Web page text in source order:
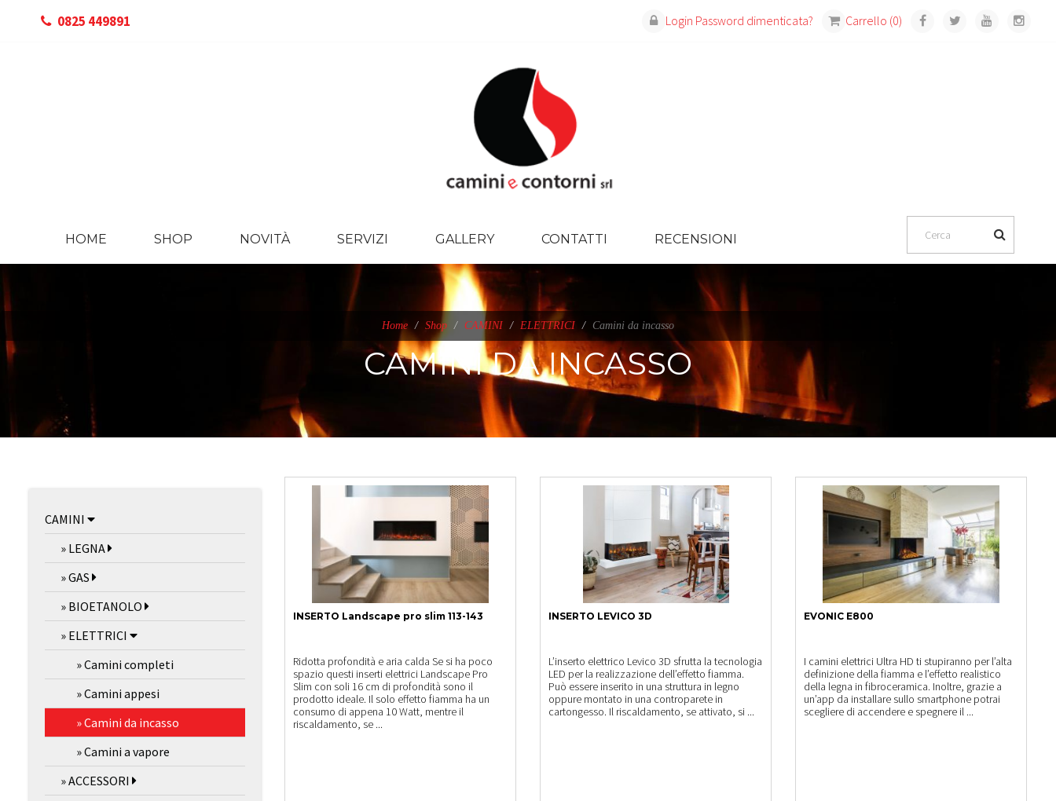
0825 449891 Login Password dimenticata? Carrello (0)
HOME SHOP NOVITÀ SERVIZI GALLERY CONTATTI RECENSIONI
Home Shop CAMINI ELETTRICI Camini da incasso
CAMINI DA INCASSO
CAMINI
» LEGNA
» GAS
» BIOETANOLO
» ELETTRICI
» Camini completi
» Camini appesi
» Camini da incasso
» Camini a vapore
» ACCESSORI
INSERTO Landscape pro slim 113-143
Ridotta profondità e aria calda Se si ha poco
spazio questi inserti elettrici Landscape Pro
Slim con soli 16 cm di profondità sono il
prodotto ideale. Il solo effetto fiamma ha un
consumo di appena 10 Watt, mentre il
riscaldamento, se ...
INSERTO LEVICO 3D
L’inserto elettrico Levico 3D sfrutta la tecnologia
LED per la realizzazione dell’effetto fiamma.
Può essere inserito in una struttura in legno
oppure montato in una controparete in
cartongesso. Il riscaldamento, se attivato, si ...
EVONIC E800
I camini elettrici Ultra HD ti stupiranno per l’alta
definizione della fiamma e l’effetto realistico
della legna in fibroceramica. Inoltre, grazie a
un’app da installare sullo smartphone potrai
scegliere di accendere e spegnere il ...